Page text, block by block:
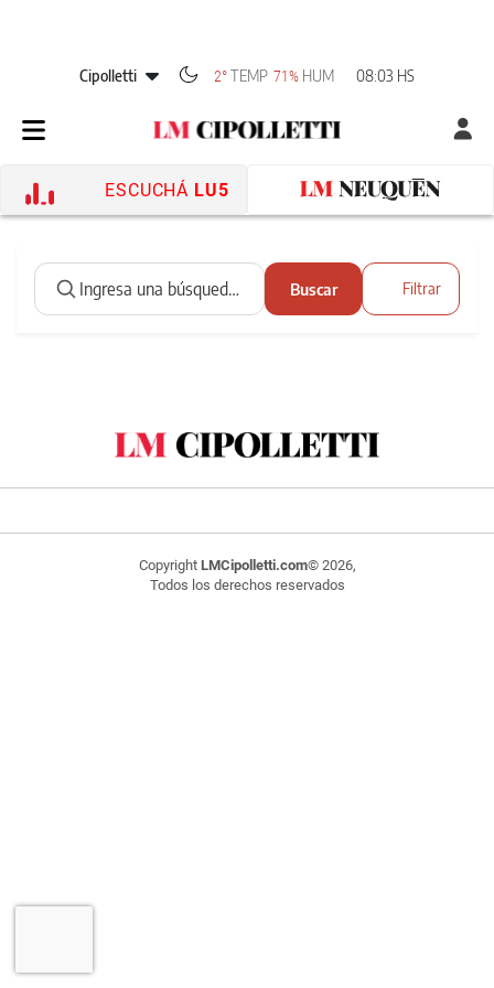
Cipolletti 2° TEMP 71% HUM 08:03 HS
ESCUCHÁ LU5
Buscar Filtrar
Copyright LMCipolletti.com© 2026,
Todos los derechos reservados